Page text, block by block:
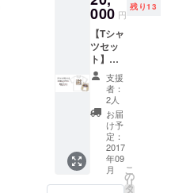
ディン
グ限定
トート
バッグ
が付い
たセッ
トで
す！ ※
画像は
イメー
ジで
す。実
際とは
異なる
場合が
000 円
残り13
【Tシャ
ツセッ
ト】
+1000
円クー
ポン ネ
コめん
トリ
セット
+限定T
シャツ
+1000
円クー
支援
者：
2人
お届
け予
定：
2017
年09
月
こ
の
リ
タ